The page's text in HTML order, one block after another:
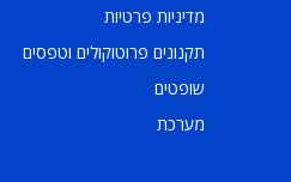
מדיניות פרטיות
תקנונים פרוטוקולים וטפסים
שופטים
מערכת